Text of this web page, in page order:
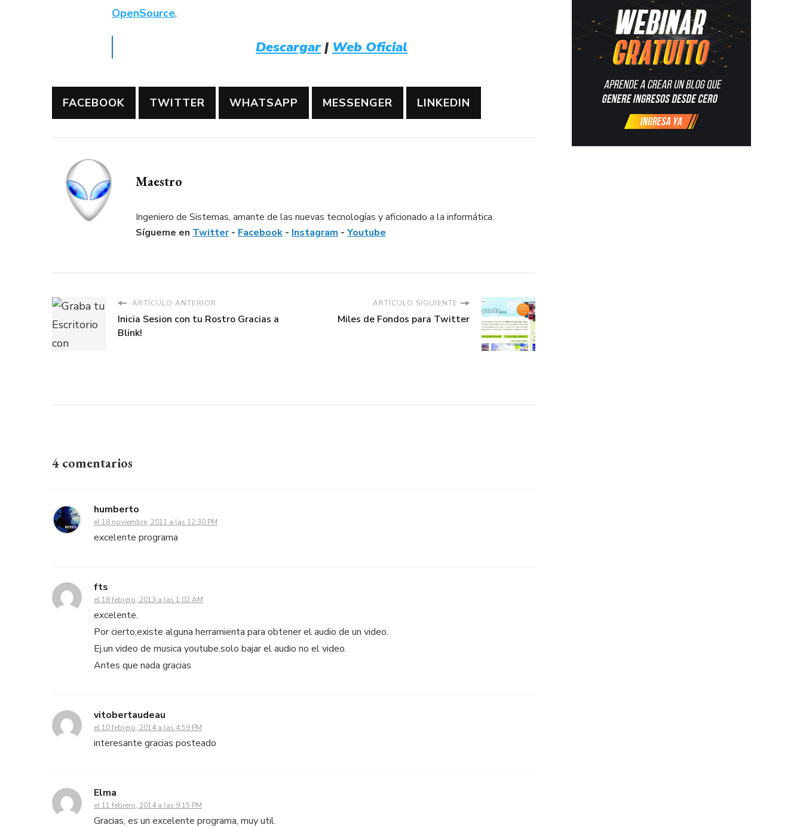
OpenSource.
Descargar | Web Oficial
FACEBOOK TWITTER WHATSAPP MESSENGER LINKEDIN
Maestro
Ingeniero de Sistemas, amante de las nuevas tecnologías y aficionado a la informática.
Sígueme en Twitter- Facebook - Instagram - Youtube
ARTÍCULO ANTERIOR
Inicia Sesion con tu Rostro Gracias a
Blink!
ARTÍCULO SIGUIENTE
Miles de Fondos para Twitter
4 comentarios
humberto
el 18 noviembre, 2011 a las 12:30 PM
excelente programa
fts
el 18 febrero, 2013 a las 1:02 AM
excelente.
Por cierto,existe alguna herramienta para obtener el audio de un video.
Ej.un video de musica youtube.solo bajar el audio no el video.
Antes que nada gracias
vitobertaudeau
el 10 febrero, 2014 a las 4:59 PM
interesante gracias posteado
Elma
el 11 febrero, 2014 a las 9:15 PM
Gracias, es un excelente programa, muy util.